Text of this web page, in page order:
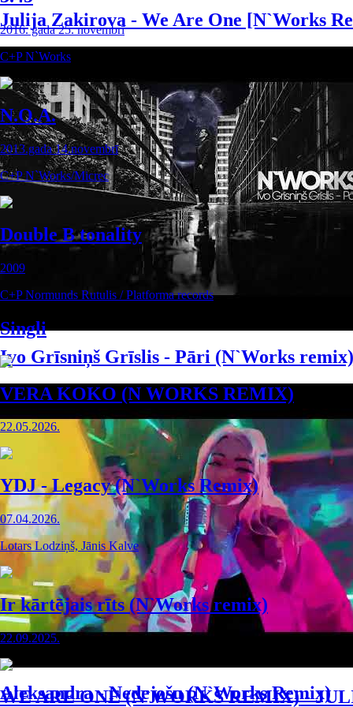
2016. gada 25. novembrī
C+P N`Works
N.O.A.
2013.gada 14.novembrī
C+P N`Works/Micrec
Double B tonality
2009
C+P Normunds Rutulis / Platforma records
Singli
VERA KOKO (N WORKS REMIX)
22.05.2026.
YDJ - Legacy (N`Works Remix)
07.04.2026.
Lotars Lodziņš, Jānis Kalve
Ir kārtējais rīts (N`Works remix)
22.09.2025.
WE ARE ONE (N`WORKS REMIX) -
Julija Zakirova - We Are One [N`Works
Ivo Grīsniņš Grīslis - Pāri (N`Works remix)
Aleksandra - Nedejošu (N`Works Remix)